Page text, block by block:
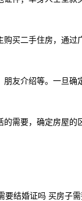
买二手住房，通过
友介绍等。一旦确
要，确定房屋的
结婚证吗 买房子